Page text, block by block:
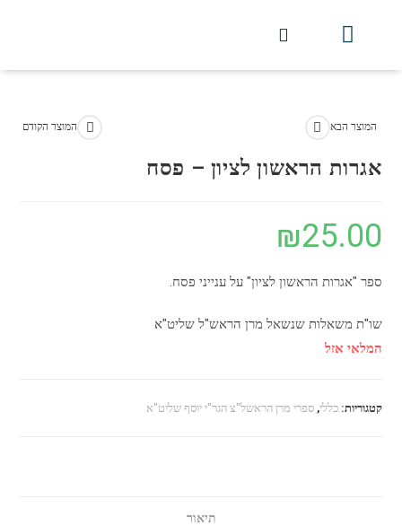
המוצר הקודם המוצר הבא
אגרות הראשון לציון – פסח
₪25.00
ספר "אגרות הראשון לציון" על ענייני פסח.
שו"ת משאלות שנשאל מרן הראש"ל שליט"א
המלאי אזל
קטגוריות:כללי,ספרי מרן הראשל"צ הגר"י יוסף שליט"א
תיאור